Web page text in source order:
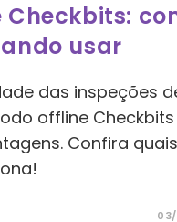
Checkbits:
usar
das inspeções
offline
Confira